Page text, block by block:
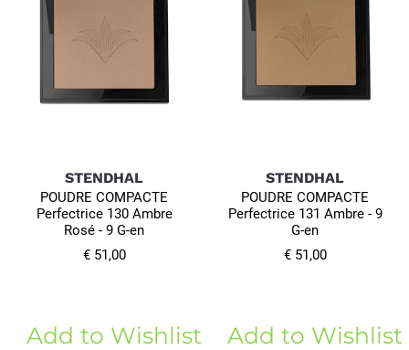
STENDHAL
POUDRE COMPACTE
Perfectrice 130 Ambre
Rosé - 9 G-en
€ 51,00
STENDHAL
POUDRE COMPACTE
Perfectrice 131 Ambre - 9
G-en
€ 51,00
Add to Wishlist Add to Wishlist